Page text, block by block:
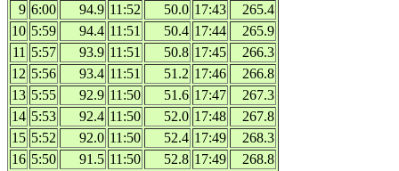
9 6:00 94.9 11:52 50.0 17:43
265.4
10 5:59 94.4 11:51 50.4 17:44
265.9
11 5:57 93.9 11:51 50.8 17:45
266.3
12 5:56 93.4 11:51 51.2 17:46
266.8
13 5:55 92.9 11:50 51.6 17:47
267.3
14 5:53 92.4 11:50 52.0 17:48
267.8
15 5:52 92.0 11:50 52.4 17:49
268.3
16 5:50 91.5 11:50 52.8 17:49
268.8